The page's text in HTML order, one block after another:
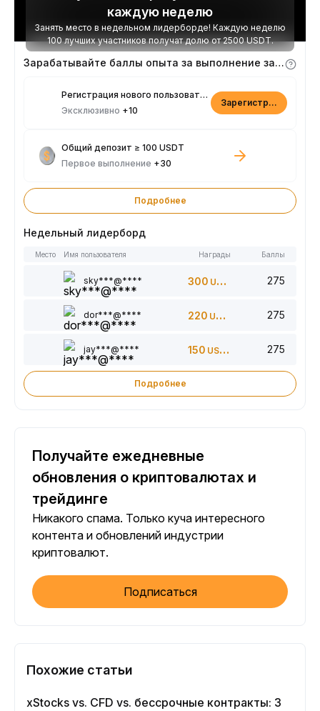
каждую неделю
Занять место в недельном лидерборде! Каждую неделю
100 лучших участников получат долю от 2500 USDT.
Зарабатывайте баллы опыта за выполнение заданий
Регистрация нового пользователя
Эксклюзивно +10
Зарегистрироваться
Общий депозит ≥ 100 USDT
Первое выполнение +30
Подробнее
Недельный лидерборд
Место Имя пользователя Награды Баллы
sky***@**** 300 USDT 275
dor***@**** 220 USDT 275
jay***@**** 150 USDT 275
Подробнее
Получайте ежедневные
обновления о криптовалютах и
трейдинге
Никакого спама. Только куча интересного
контента и обновлений индустрии
криптовалют.
Подписаться
Похожие статьи
xStocks vs. CFD vs. бессрочные контракты: 3